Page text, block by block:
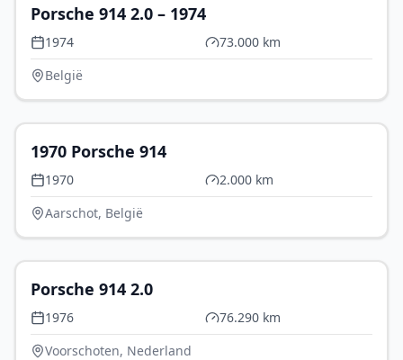
Porsche 914 2.0 – 1974
1974
73.000 km
België
1970 Porsche 914
1970
2.000 km
Aarschot, België
Porsche 914 2.0
1976
76.290 km
Voorschoten, Nederland